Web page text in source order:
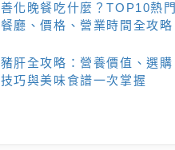
善化晚餐吃什麼？TOP10熱門
餐廳、價格、營業時間全攻略
豬肝全攻略：營養價值、選購
技巧與美味食譜一次掌握